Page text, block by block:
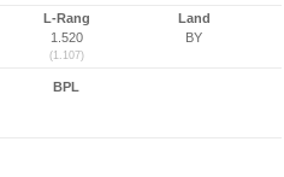
L-Rang
1.520
(1.107)
Land
BY
BPL